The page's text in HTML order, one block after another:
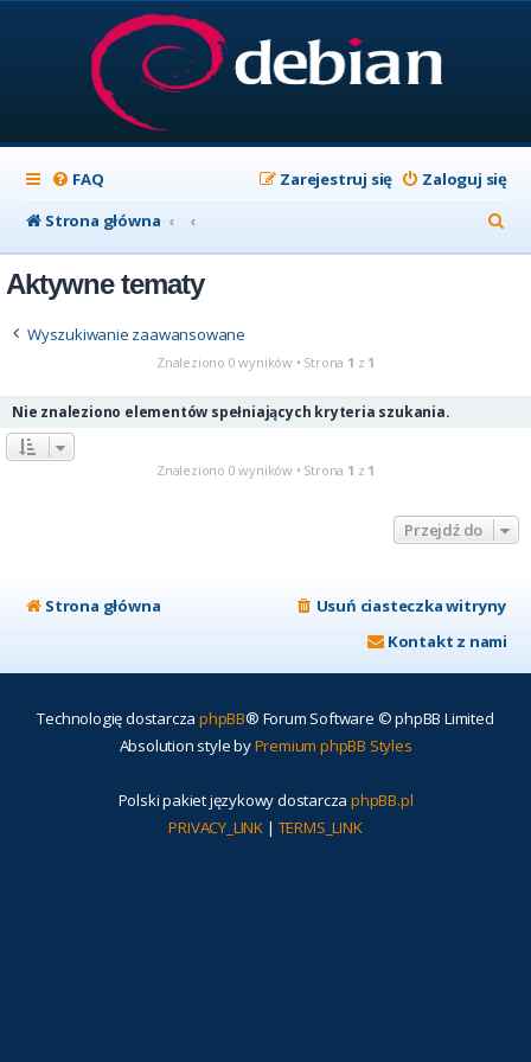
FAQ Zaloguj się
Zarejestruj się
Strona główna
z
Aktywne tematy
Wyszukiwanie zaawansowane
Znaleziono 0 wyników • Strona 1 z 1
Nie znaleziono elementów spełniających kryteria szukania.
Znaleziono 0 wyników • Strona 1 z 1
Przejdź do
Strona główna
Usuń ciasteczka witryny
Kontakt z nami
Technologię dostarcza phpBB® Forum Software © phpBB Limited
Absolution style byPremium phpBB Styles
Polski pakiet językowy dostarcza phpBB.pl
PRIVACY_LINK | TERMS_LINK